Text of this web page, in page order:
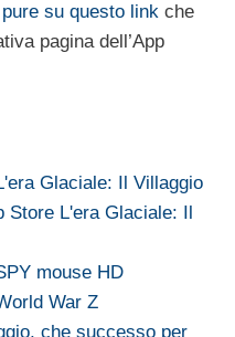
su questo link che
pagina dell’App
Glaciale: Il Villaggio
Store L'era Glaciale: Il
mouse HD
War Z
che successo per